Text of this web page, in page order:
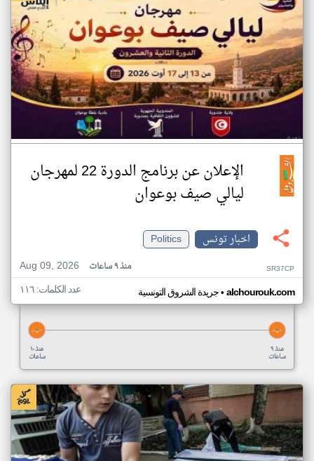
الإعلان عن برنامج الدورة 22 لمهرجان
ليالي صيف بوعوان
اخبار تونس
Politics
Aug 09, 2026
منذ ٩ ساعات SR37CP
جريدة الشروق التونسية• alchourouk.com عدد الكلمات: ١١٦
منذ ١٠
ساعات
منذ ٩
ساعات